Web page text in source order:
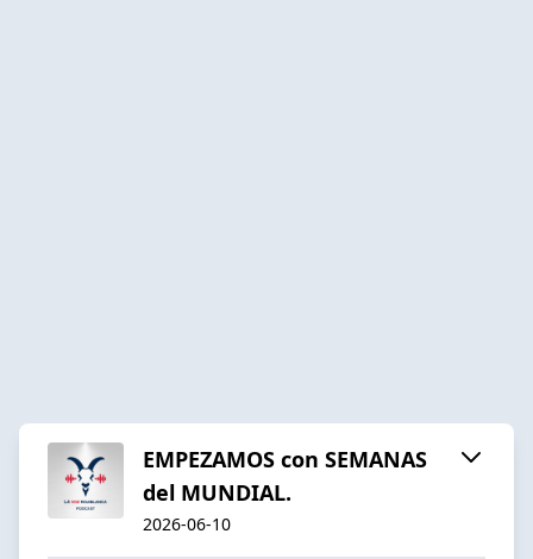
EMPEZAMOS con SEMANAS
del MUNDIAL.
2026-06-10